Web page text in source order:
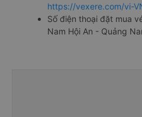
https://vexere.com/vi-
Số điện thoại đặt mua
Nam Hội An - Quảng